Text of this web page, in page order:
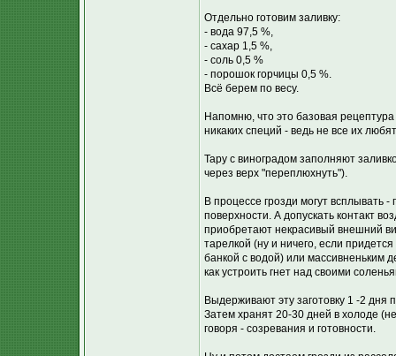
Отдельно готовим заливку:
- вода 97,5 %,
- сахар 1,5 %,
- соль 0,5 %
- порошок горчицы 0,5 %.
Всё берем по весу.
Напомню, что это базовая
никаких специй - ведь не все их
Тару с виноградом заполняют
через верх "переплюхнуть").
В процессе грозди могут всплывать -
поверхности. А допускать контакт
приобретают некрасивый внешний
тарелкой (ну и ничего, если
банкой с водой) или массивненьким
как устроить гнет над своими
Выдерживают эту заготовку 1 -2 дня
Затем хранят 20-30 дней в холоде
говоря - созревания и готовности.